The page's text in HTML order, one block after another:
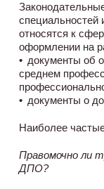
специальностей
относятся к
оформлении на
• документы об
среднем
• документы о
Наиболее
Правомочно ли
ДПО?